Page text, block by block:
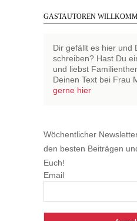
GASTAUTOREN
Dir gefällt es hier und
schreiben? Hast Du
und liebst
Deinen Text bei Frau
gerne hier
Wöchentlicher
den besten Beiträgen
Euch!
Email